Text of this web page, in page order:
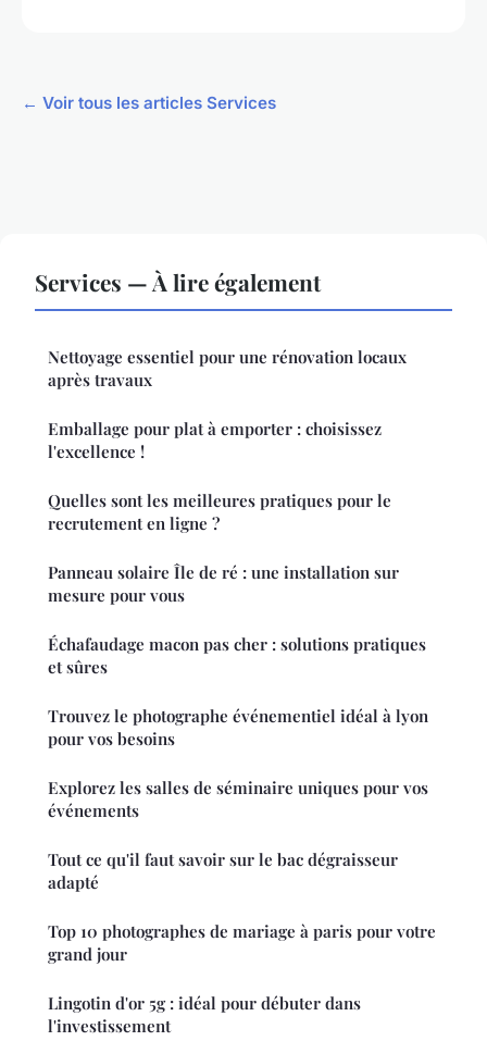
← Voir tous les articles Services
Services — À lire également
Nettoyage essentiel pour une rénovation locaux
après travaux
Emballage pour plat à emporter : choisissez
l'excellence !
Quelles sont les meilleures pratiques pour le
recrutement en ligne ?
Panneau solaire Île de ré : une installation sur
mesure pour vous
Échafaudage macon pas cher : solutions pratiques
et sûres
Trouvez le photographe événementiel idéal à lyon
pour vos besoins
Explorez les salles de séminaire uniques pour vos
événements
Tout ce qu'il faut savoir sur le bac dégraisseur
adapté
Top 10 photographes de mariage à paris pour votre
grand jour
Lingotin d'or 5g : idéal pour débuter dans
l'investissement